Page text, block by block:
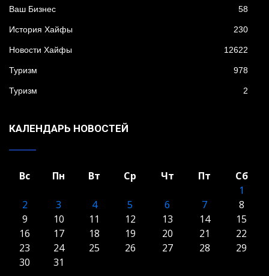
Ваш Бизнес 58
История Хайфы 230
Новости Хайфы 12622
Туризм 978
Туризм 2
КАЛЕНДАРЬ НОВОСТЕЙ
Вс Пн Вт Ср Чт Пт
Сб
1
2
3 4 5 6 7
8
9
10 11 12 13 14
15
16
17 18 19 20 21
22
23
24 25 26 27 28
29
30
31